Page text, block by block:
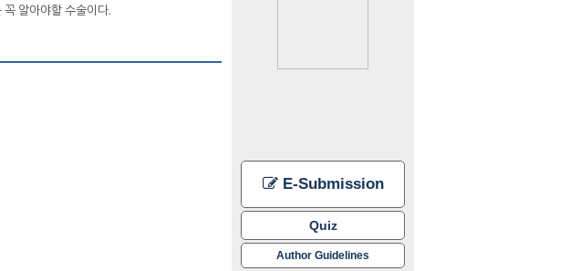
E-Submission
Quiz
Author Guidelines
알아야할 수술이다.